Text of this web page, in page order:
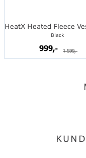
Black
999,- 1 599,-